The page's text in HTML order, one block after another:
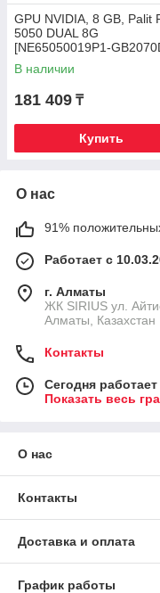
GPU NVIDIA, 8 GB, Palit
5050 DUAL 8G
[NE65050019P1-
HDMI/3DP,GDDR6/128-bit
В наличии
181 409 ₸
Купить
О нас
91%
Работает с
г. Алматы
​ЖК SIRIUS​ ул.
Алматы, Казахстан
Контакты
Сегодня
Показать весь
О нас
Контакты
Доставка и оплата
График работы